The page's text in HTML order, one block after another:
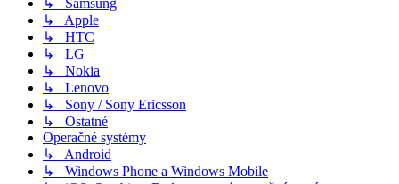
↳ Samsung
↳ Apple
↳ HTC
↳ LG
↳ Nokia
↳ Lenovo
↳ Sony / Sony Ericsson
↳ Ostatné
Operačné systémy
↳ Android
↳ Windows Phone a Windows Mobile